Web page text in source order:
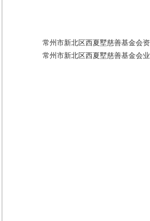
常州市新北区西夏墅慈善基金会
常州市新北区西夏墅慈善基金会